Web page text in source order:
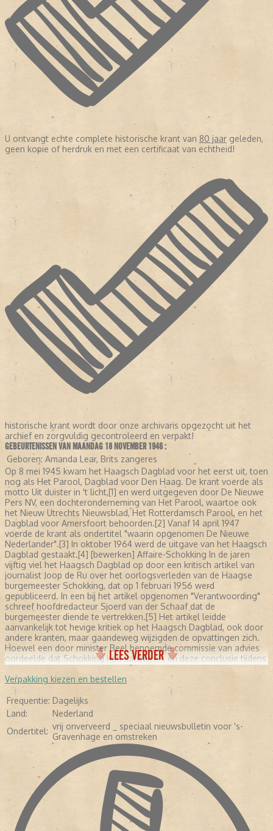
U ontvangt echte complete historische krant van 80 jaar geleden,
geen kopie of herdruk en met een certificaat van echtheid!
historische krant wordt door onze archivaris opgezocht uit het
archief en zorgvuldig gecontroleerd en verpakt!
GEBEURTENISSEN VAN MAANDAG 18 NOVEMBER 1946 :
Geboren: Amanda Lear, Brits zangeres
Op 8 mei 1945 kwam het Haagsch Dagblad voor het eerst uit, toen
nog als Het Parool, Dagblad voor Den Haag. De krant voerde als
motto Uit duister in 't licht,[1] en werd uitgegeven door De Nieuwe
Pers NV, een dochteronderneming van Het Parool, waartoe ook
het Nieuw Utrechts Nieuwsblad, Het Rotterdamsch Parool, en het
Dagblad voor Amersfoort behoorden.[2] Vanaf 14 april 1947
voerde de krant als ondertitel "waarin opgenomen De Nieuwe
Nederlander".[3] In oktober 1964 werd de uitgave van het Haagsch
Dagblad gestaakt.[4] [bewerken] Affaire-Schokking In de jaren
vijftig viel het Haagsch Dagblad op door een kritisch artikel van
journalist Joop de Ru over het oorlogsverleden van de Haagse
burgemeester Schokking, dat op 1 februari 1956 werd
gepubliceerd. In een bij het artikel opgenomen "Verantwoording"
schreef hoofdredacteur Sjoerd van der Schaaf dat de
burgemeester diende te vertrekken.[5] Het artikel leidde
aanvankelijk tot hevige kritiek op het Haagsch Dagblad, ook door
andere kranten, maar gaandeweg wijzigden de opvattingen zich.
Hoewel een door minister Beel benoemde commissie van advies
oordeelde dat Schokking kon aanblijven, en deze conclusie tijdens
een Kamerdebat werd onderschreven, trad hij in juli 1956 af als
burgemeester. Henk Hofland zou de affaire later in Tegels lichten
(1972) omschrijven als "de eerste moderne, naoorlogse slag om
de aard van het gezag in Nederland", waarbij het volgens Hofland
al snel niet meer ging om de persoon van de burgemeester, maar
om het breken van "de geslotenheid van een traditionele
hiërarchie".[6] Bronnen, noten en/of referenties 1. ↑ Jan van de
Plasse Kroniek van de Nederlandse dagblad- en opiniepers ((2005)
pagina 59 2. ↑ Elisabeth van Blankenstein Dr. M. van Blankenstein:
een Nederlands dagbladdiplomaat, 1880-1964 pagina 370 3. ↑ Jan
van de Plasse Kroniek van de Nederlandse dagblad- en opiniepers
((2005) pagina 84 4. ↑ Jan van de Plasse Kroniek van de
Nederlandse dagblad- en opiniepers ((2005) pagina 95 5. ↑ Paul
Koedijk Vrijheid in verantwoordelijkheid, opgenomen in: Paul Luykx
en Pim Slot (redactie) Een stille revolutie?: cultuur en mentaliteit in
de lange jaren vijftig (1997) 6. ↑ Henk Hofland Tegels lichten
LEES VERDER
Verpakking kiezen en bestellen
Frequentie: Dagelijks
Land:
Nederland
Ondertitel: vrij onverveerd _ speciaal nieuwsbulletin voor 's-
Gravenhage en omstreken